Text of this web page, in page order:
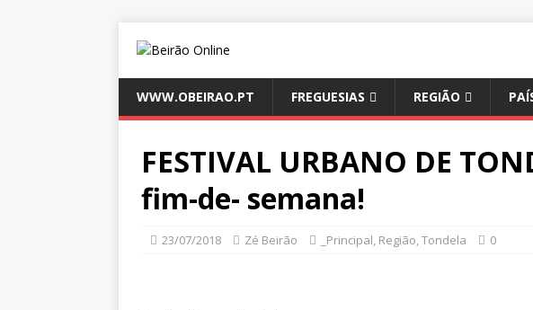
WWW.OBEIRAO.PT FREGUESIAS REGIÃO
FESTIVAL URBANO DE
fim-de- semana!
23/07/2018 Zé Beirão _Principal, Região,Tondela 0